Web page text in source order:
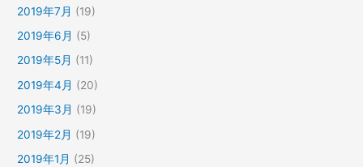
2019年7月 (19)
2019年6月 (5)
2019年5月 (11)
2019年4月 (20)
2019年3月 (19)
2019年2月 (19)
2019年1月 (25)